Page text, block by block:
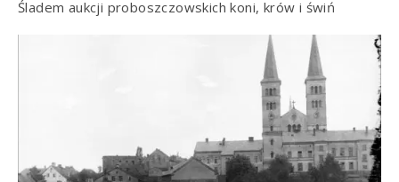
Śladem aukcji proboszczowskich koni, krów i świń